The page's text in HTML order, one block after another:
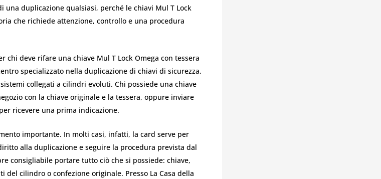
una duplicazione qualsiasi, perché le chiavi Mul T Lock
che richiede attenzione, controllo e una procedura
deve rifare una chiave Mul T Lock Omega con tessera
specializzato nella duplicazione di chiavi di sicurezza,
collegati a cilindri evoluti. Chi possiede una chiave
con la chiave originale e la tessera, oppure inviare
ricevere una prima indicazione.
importante. In molti casi, infatti, la card serve per
alla duplicazione e seguire la procedura prevista dal
consigliabile portare tutto ciò che si possiede: chiave,
del cilindro o confezione originale. Presso La Casa della